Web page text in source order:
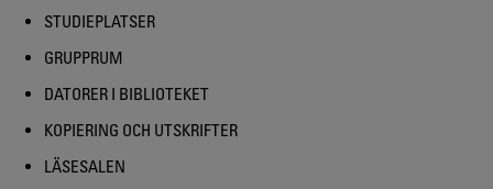
STUDIEPLATSER
GRUPPRUM
DATORER I BIBLIOTEKET
KOPIERING OCH UTSKRIFTER
LÄSESALEN